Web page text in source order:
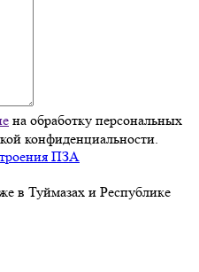
на обработку персональных
конфиденциальности.
в Туймазах и Республике